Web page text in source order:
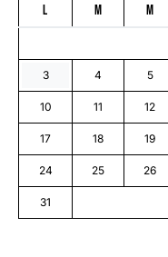
L M M
3 4 5
10 11 12
17 18 19
24 25 26
31